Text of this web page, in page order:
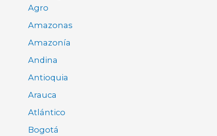
Agro
Amazonas
Amazonía
Andina
Antioquia
Arauca
Atlántico
Bogotá